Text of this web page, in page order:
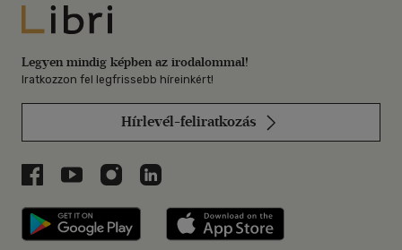
Libri
Legyen mindig képben az irodalommal!
Iratkozzon fel legfrissebb híreinkért!
Hírlevél-feliratkozás
Libri a Facebookon
Libri a Youtube-on
Libri az Instagramon
Libri a LinkedInen
Libri applikáció Szerezd meg: Google